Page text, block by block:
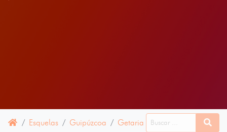
Esquelas Guipúzcoa Getaria 23 JUNIO 2022